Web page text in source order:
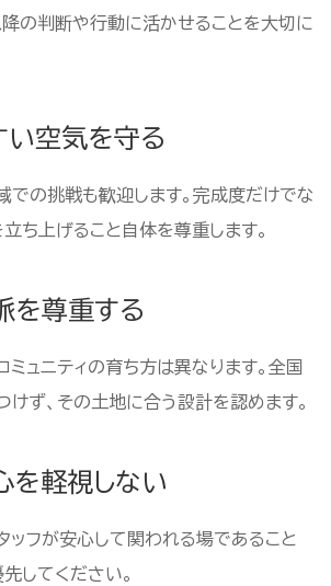
降の判断や行動に活かせることを大切に
い空気を守る
での挑戦も歓迎します。完成度だけでな
ち上げること自体を尊重します。
を尊重する
ュニティの育ち方は異なります。全国
ず、その土地に合う設計を認めます。
を軽視しない
ッフが安心して関われる場であること
してください。